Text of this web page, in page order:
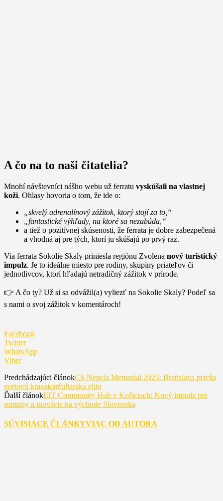
A čo na to naši čitatelia?
Mnohí návštevníci nášho webu už ferratu vyskúšali na vlastnej
koži. Ohlasy hovoria o tom, že ide o:
„skvelý adrenalínový zážitok, ktorý stojí za to,“
„fantastické výhľady, na ktoré sa nezabúda,“
a tiež o pozitívnej skúsenosti, že ferrata je dobre zabezpečená
a vhodná aj pre tých, ktorí ju skúšajú po prvý raz.
Via ferrata Sokolie Skaly priniesla regiónu Zvolena nový turistický
impulz. Je to ideálne miesto pre rodiny, skupiny priateľov či
jednotlivcov, ktorí hľadajú netradičný zážitok v prírode.
👉 A čo ty? Už si sa odvážil(a) vyliezť na Sokolie Skaly? Podeľ sa
s nami o svoj zážitok v komentároch!
Facebook
Twitter
WhatsApp
Viber
Predchádzajúci článokCS Nepela Memorial 2025: Bratislava privíta
svetovú krasokorčuliarsku elitu
Ďalší článokEIT Community Hub v Košiciach: Nový impulz pre
startupy a inovácie na východe Slovenska
SÚVISIACE ČLÁNKYVIAC OD AUTORA